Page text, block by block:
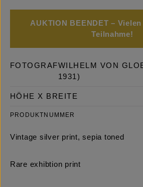
AUKTION BEENDET –
Teilnahme!
FOTOGRAFWILHELM VON
1931)
HÖHE X BREITE
PRODUKTNUMMER
Vintage silver print, sepia toned
Rare exhibtion print